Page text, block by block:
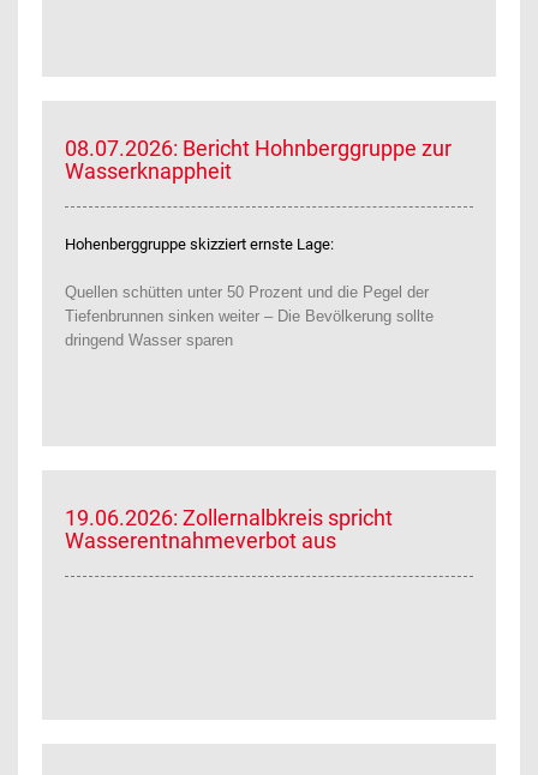
08.07.2026: Bericht Hohnberggruppe zur
Wasserknappheit
Hohenberggruppe skizziert ernste Lage:
Quellen schütten unter 50 Prozent und die Pegel der
Tiefenbrunnen sinken weiter – Die Bevölkerung sollte
dringend Wasser sparen
19.06.2026: Zollernalbkreis spricht
Wasserentnahmeverbot aus